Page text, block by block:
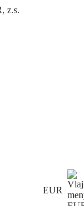
z.s.
EUR